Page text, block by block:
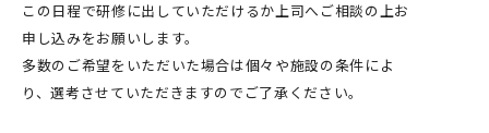
この日程で研修に出していただけるか上司へご相談の上お
申し込みをお願いします。
多数のご希望をいただいた場合は個々や施設の条件によ
り、選考させていただきますのでご了承ください。